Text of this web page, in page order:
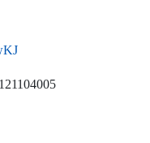
（另開新視窗）